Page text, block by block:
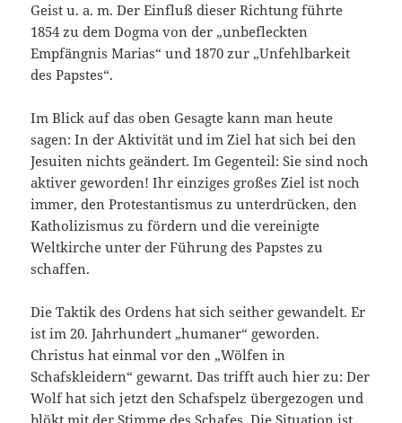
Geist u. a. m. Der Einfluß dieser Richtung führte
1854 zu dem Dogma von der „unbefleckten
Empfängnis Marias“ und 1870 zur „Unfehlbarkeit
des Papstes“.
Im Blick auf das oben Gesagte kann man heute
sagen: In der Aktivität und im Ziel hat sich bei den
Jesuiten nichts geändert. Im Gegenteil: Sie sind noch
aktiver geworden! Ihr einziges großes Ziel ist noch
immer, den Protestantismus zu unterdrücken, den
Katholizismus zu fördern und die vereinigte
Weltkirche unter der Führung des Papstes zu
schaffen.
Die Taktik des Ordens hat sich seither gewandelt. Er
ist im 20. Jahrhundert „humaner“ geworden.
Christus hat einmal vor den „Wölfen in
Schafskleidern“ gewarnt. Das trifft auch hier zu: Der
Wolf hat sich jetzt den Schafspelz übergezogen und